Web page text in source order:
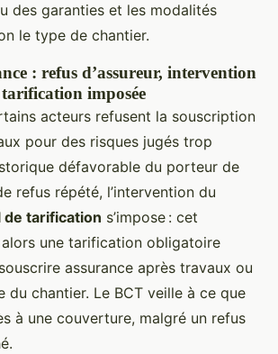
des garanties et les modalités
le type de chantier.
: refus d’assureur, intervention
imposée
acteurs refusent la souscription
pour des risques jugés trop
défavorable du porteur de
refus répété, l’intervention du
de tarification s’impose : cet
une tarification obligatoire
assurance après travaux ou
du chantier. Le BCT veille à ce que
à une couverture, malgré un refus